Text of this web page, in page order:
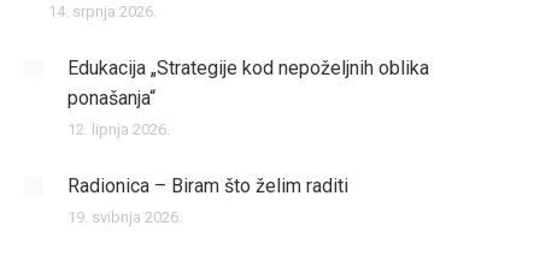
14. srpnja 2026.
Edukacija „Strategije kod nepoželjnih oblika
ponašanja“
12. lipnja 2026.
Radionica – Biram što želim raditi
19. svibnja 2026.